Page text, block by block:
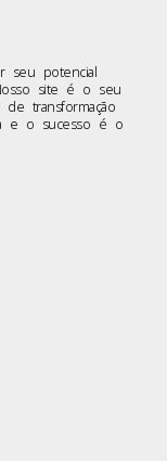
seu potencial
site é o seu
transformação
e o sucesso é o